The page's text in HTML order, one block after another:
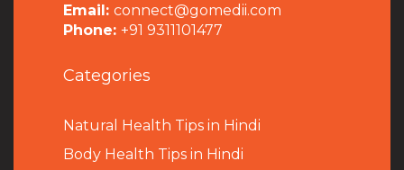
Email: connect@gomedii.com
Phone: +91 9311101477
Categories
Natural Health Tips in Hindi
Body Health Tips in Hindi